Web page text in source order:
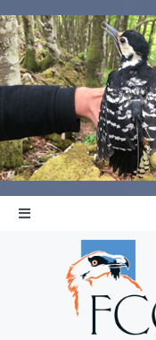
al
contenido
Toggle
Navigation
QUEBRANTAHUESOS